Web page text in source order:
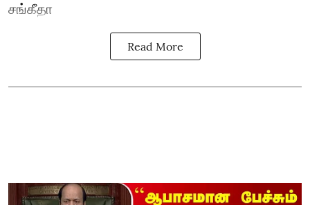
சங்கீதா
Read More